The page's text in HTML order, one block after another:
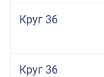
Круг 36
Круг 36